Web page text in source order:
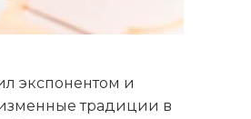
экспонентом и
традиции в